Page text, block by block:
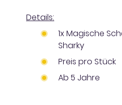
Details:
1x Magische
Sharky
Preis pro Stück
Ab 5 Jahre